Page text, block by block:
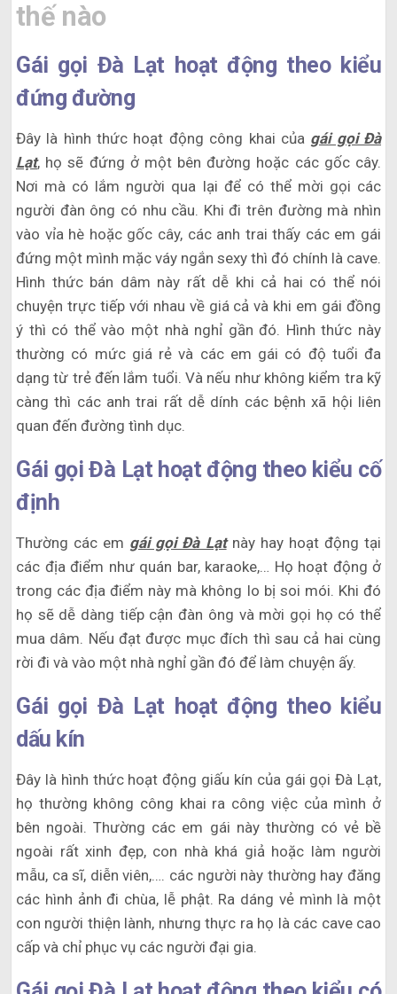
thế nào
Gái gọi Đà Lạt hoạt động theo kiểu
đứng đường
Đây là hình thức hoạt động công khai của gái gọi Đà
Lạt, họ sẽ đứng ở một bên đường hoặc các gốc cây.
Nơi mà có lắm người qua lại để có thể mời gọi các
người đàn ông có nhu cầu. Khi đi trên đường mà nhìn
vào vỉa hè hoặc gốc cây, các anh trai thấy các em gái
đứng một mình mặc váy ngắn sexy thì đó chính là cave.
Hình thức bán dâm này rất dễ khi cả hai có thể nói
chuyện trực tiếp với nhau về giá cả và khi em gái đồng
ý thì có thể vào một nhà nghỉ gần đó. Hình thức này
thường có mức giá rẻ và các em gái có độ tuổi đa
dạng từ trẻ đến lắm tuổi. Và nếu như không kiểm tra kỹ
càng thì các anh trai rất dễ dính các bệnh xã hội liên
quan đến đường tình dục.
Gái gọi Đà Lạt hoạt động theo kiểu cố
định
Thường các em gái gọi Đà Lạtnày hay hoạt động tại
các địa điểm như quán bar, karaoke,… Họ hoạt động ở
trong các địa điểm này mà không lo bị soi mói. Khi đó
họ sẽ dễ dàng tiếp cận đàn ông và mời gọi họ có thể
mua dâm. Nếu đạt được mục đích thì sau cả hai cùng
rời đi và vào một nhà nghỉ gần đó để làm chuyện ấy.
Gái gọi Đà Lạt hoạt động theo kiểu
dấu kín
Đây là hình thức hoạt động giấu kín của gái gọi Đà Lạt,
họ thường không công khai ra công việc của mình ở
bên ngoài. Thường các em gái này thường có vẻ bề
ngoài rất xinh đẹp, con nhà khá giả hoặc làm người
mẫu, ca sĩ, diễn viên,…. các người này thường hay đăng
các hình ảnh đi chùa, lễ phật. Ra dáng vẻ mình là một
con người thiện lành, nhưng thực ra họ là các cave cao
cấp và chỉ phục vụ các người đại gia.